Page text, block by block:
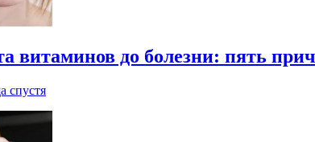
витаминов до болезни: пять
спустя